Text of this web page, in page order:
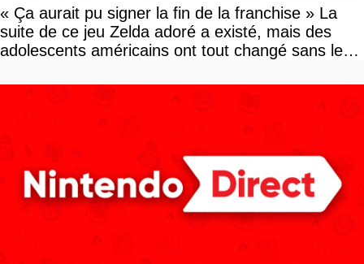
« Ça aurait pu signer la fin de la franchise » La
suite de ce jeu Zelda adoré a existé, mais des
adolescents américains ont tout changé sans le